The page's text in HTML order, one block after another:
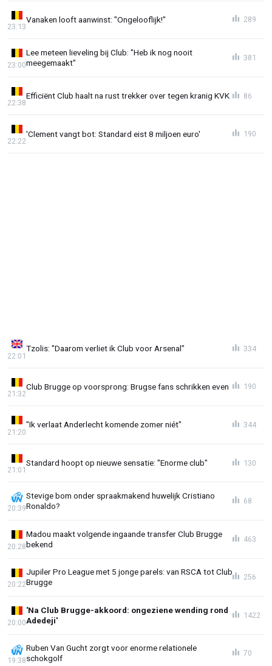
Vanaken looft aanwinst: "Ongelooflijk!"
23:13
289
Lee meteen lieveling bij Club: "Heb ik nog nooit
meegemaakt"
23:00
381
Efficiënt Club haalt na rust trekker over tegen kranig KVK
22:38
86
'Clement vangt bot: Standard eist 8 miljoen euro'
22:22
190
Tzolis: "Daarom verliet ik Club voor Arsenal"
22:01
334
Club Brugge op voorsprong: Brugse fans schrikken even
21:32
190
"Ik verlaat Anderlecht komende zomer niét"
21:20
344
Standard hoopt op nieuwe sensatie: "Enorme club"
21:01
130
Stevige bom onder spraakmakend huwelijk Cristiano
Ronaldo?
20:39
68
Madou maakt volgende ingaande transfer Club Brugge
bekend
20:28
463
Jupiler Pro League met 5 jonge parels: van RSCA tot Club
Brugge
20:22
256
'Na Club Brugge-akkoord: ongeziene wending rond
Adedeji'
20:00
1422
Ruben Van Gucht zorgt voor enorme relationele
schokgolf
19:38
70